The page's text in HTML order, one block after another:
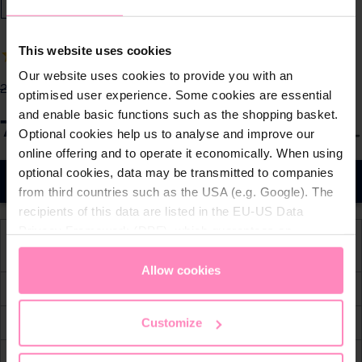
This website uses cookies
Our website uses cookies to provide you with an
optimised user experience. Some cookies are essential
and enable basic functions such as the shopping basket.
Optional cookies help us to analyse and improve our
online offering and to operate it economically. When using
optional cookies, data may be transmitted to companies
from third countries such as the USA (e.g. Google). The
recipients of this data are listed in the EU-US Data
appropriate level of data protection. You canaccept all
only allow necessary cookies
access and change your chosen setting at any time in
Allow cookies
Customize
15produktanmeldelser
2.123,00 DKK
749,00 DKK Priser er inkl. moms.
Tilføj til indkøbskurv
Klar til forsendelse, estimeret leveringstid: 1-3
30 dages fortrydelsesret
Nem og sikker betaling